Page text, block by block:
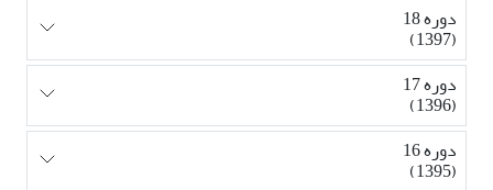
دوره 18
(1397)
دوره 17
(1396)
دوره 16
(1395)